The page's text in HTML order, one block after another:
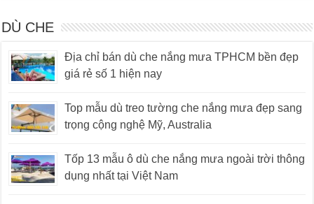
DÙ CHE
Địa chỉ bán dù che nắng mưa TPHCM bền đẹp
giá rẻ số 1 hiện nay
Top mẫu dù treo tường che nắng mưa đẹp sang
trọng cộng nghệ Mỹ, Australia
Tốp 13 mẫu ô dù che nắng mưa ngoài trời thông
dụng nhất tại Việt Nam